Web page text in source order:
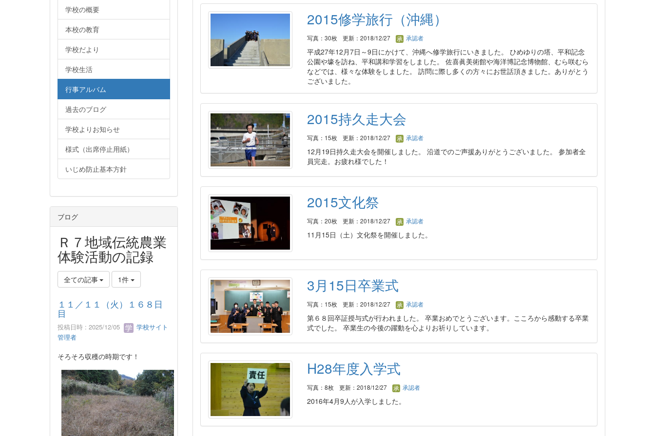
2015修学旅行（沖縄）
写真：30枚 更新：2018/12/27 承認者
平成27年12月7日～9日にかけて、沖縄へ修学旅行にいきました。 ひめゆりの塔、平和記念
公園や壕を訪ね、平和講和学習をしました。 佐喜眞美術館や海洋博記念博物館、むら咲むら
などでは、様々な体験をしました。 訪問に際し多くの方々にお世話頂きました。ありがとう
ございました。
2015持久走大会
写真：15枚 更新：2018/12/27 承認者
12月19日持久走大会を開催しました。 沿道でのご声援ありがとうございました。 参加者全
員完走。お疲れ様でした！
2015文化祭
写真：20枚 更新：2018/12/27 承認者
11月15日（土）文化祭を開催しました。
3月15日卒業式
写真：15枚 更新：2018/12/27 承認者
第６８回卒証授与式が行われました。 卒業おめでとうございます。こころから感動する卒業
式でした。 卒業生の今後の躍動を心よりお祈りしています。
H28年度入学式
写真：8枚 更新：2018/12/27 承認者
2016年4月9人が入学しました。
学校の概要
本校の教育
学校だより
学校生活
行事アルバム
過去のブログ
学校よりお知らせ
様式（出席停止用紙）
いじめ防止基本方針
ブログ
Ｒ７地域伝統農業
体験活動の記録
全ての記事 1件
１１／１１（火）１６８日
目
投稿日時 : 2025/12/05
学校サイト
管理者
そろそろ収穫の時期です！